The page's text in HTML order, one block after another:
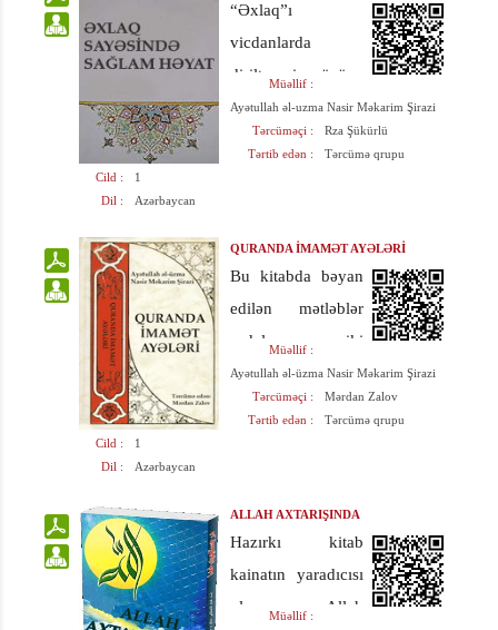
əsaslanmaqla
məntiqi təhlillərə
geniş yer
vermişdir.
“Əxlaq”ı
vicdanlarda
diriltməyi özünə
borc bilən
qarşınızdakı bu
mənbələrindən
qaynaqlanır.
Müəllif :
Ayətullah əl-uzma Nasir Məkarim Şirazi
Tərcüməçi :
Rza Şükürlü
Tərtib edən :
Tərcümə qrupu
Cild :
1
Dil :
Azərbaycan
QURANDA İMAMƏT AYƏLƏRİ
Bu kitabda bəyan
edilən mətləblər
sadalanan iki
kitaba nisbətən ge
nişşərhlərlə qeyd
ayələrdən istifadə
edilən mesajların
əhəmiyyətliliyini
Müəllif :
Ayətullah əl-üzma Nasir Məkarim Şirazi
Tərcüməçi :
Mərdan Zalov
Tərtib edən :
Tərcümə qrupu
Cild :
1
Dil :
Azərbaycan
ALLAH AXTARIŞINDA
Hazırkı kitab
kainatın yaradıcısı
olan Allah
Müəllif :